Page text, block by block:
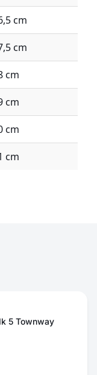
cm
cm
cm
cm
cm
cm
5 Townway